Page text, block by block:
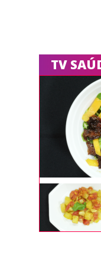
TV